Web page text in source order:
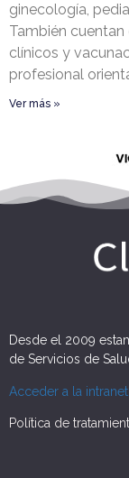
ginecología,
También
clínicos y
profesional
Ver más »
Desde el 2009
de Servicios de
Acceder a la intranet
Política de